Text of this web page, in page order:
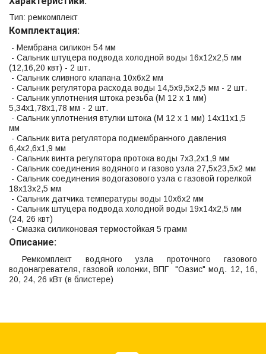
Тип: ремкомплект
Комплектация:
- Мембрана силикон 54 мм
- Сальник штуцера подвода холодной воды 16х12х2,5 мм
(12,16,20 квт) - 2 шт.
- Сальник сливного клапана 10х6х2 мм
- Сальник регулятора расхода воды 14,5х9,5х2,5 мм - 2 шт.
- Сальник уплотнения штока резьба (М 12 х 1 мм)
5,34х1,78х1,78 мм - 2 шт.
- Сальник уплотнения втулки штока (М 12 х 1 мм) 14х11х1,5
мм
- Сальник вита регулятора подмембранного давления
6,4х2,6х1,9 мм
- Сальник винта регулятора протока воды 7х3,2х1,9 мм
- Сальник соединения водяного и газово узла 27,5х23,5х2 мм
- Сальник соединения водогазового узла с газовой горелкой
18х13х2,5 мм
- Сальник датчика температуры воды 10х6х2 мм
- Сальник штуцера подвода холодной воды 19х14х2,5 мм
(24, 26 квт)
- Смазка силиконовая термостойкая 5 грамм
Описание:
Ремкомплект водяного узла проточного газового
водонагревателя, газовой колонки, ВПГ "Оазис" мод. 12, 16,
20, 24, 26 кВт (в блистере)